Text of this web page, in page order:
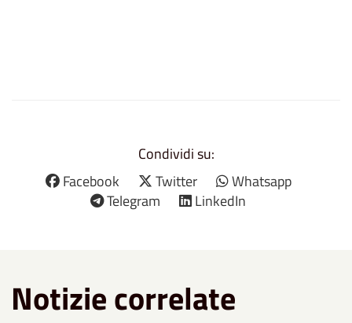
Condividi su:
Facebook
Twitter
Whatsapp
Telegram
LinkedIn
Notizie correlate